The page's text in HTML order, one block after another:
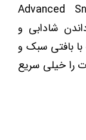
Advanced
شادابی و
بافتی سبک و
را خیلی سریع